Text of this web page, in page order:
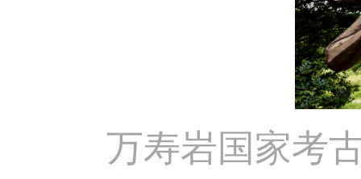
万寿岩国家考